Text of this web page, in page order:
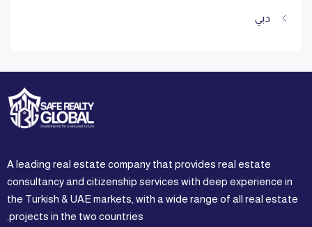
دبي
A leading real estate company that provides real estate
consultancy and citizenship services with deep experience in
the Turkish & UAE markets, with a wide range of all real estate
projects in the two countries.